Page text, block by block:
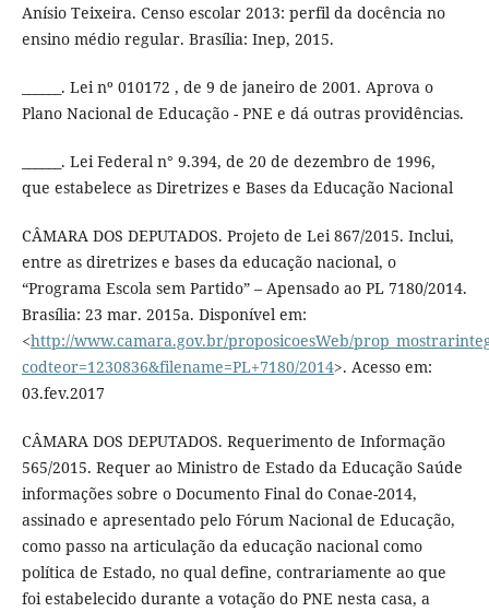
Anísio Teixeira. Censo escolar 2013: perfil da docência no
ensino médio regular. Brasília: Inep, 2015.
______. Lei nº 010172 , de 9 de janeiro de 2001. Aprova o
Plano Nacional de Educação - PNE e dá outras providências.
______. Lei Federal n° 9.394, de 20 de dezembro de 1996,
que estabelece as Diretrizes e Bases da Educação Nacional
CÂMARA DOS DEPUTADOS. Projeto de Lei 867/2015. Inclui,
entre as diretrizes e bases da educação nacional, o
“Programa Escola sem Partido” – Apensado ao PL 7180/2014.
Brasília: 23 mar. 2015a. Disponível em:
<http://www.camara.gov.br/proposicoesWeb/
codteor=1230836&filename=PL+7180/2014>. Acesso em:
03.fev.2017
CÂMARA DOS DEPUTADOS. Requerimento de Informação
565/2015. Requer ao Ministro de Estado da Educação Saúde
informações sobre o Documento Final do Conae-2014,
assinado e apresentado pelo Fórum Nacional de Educação,
como passo na articulação da educação nacional como
política de Estado, no qual define, contrariamente ao que
foi estabelecido durante a votação do PNE nesta casa, a